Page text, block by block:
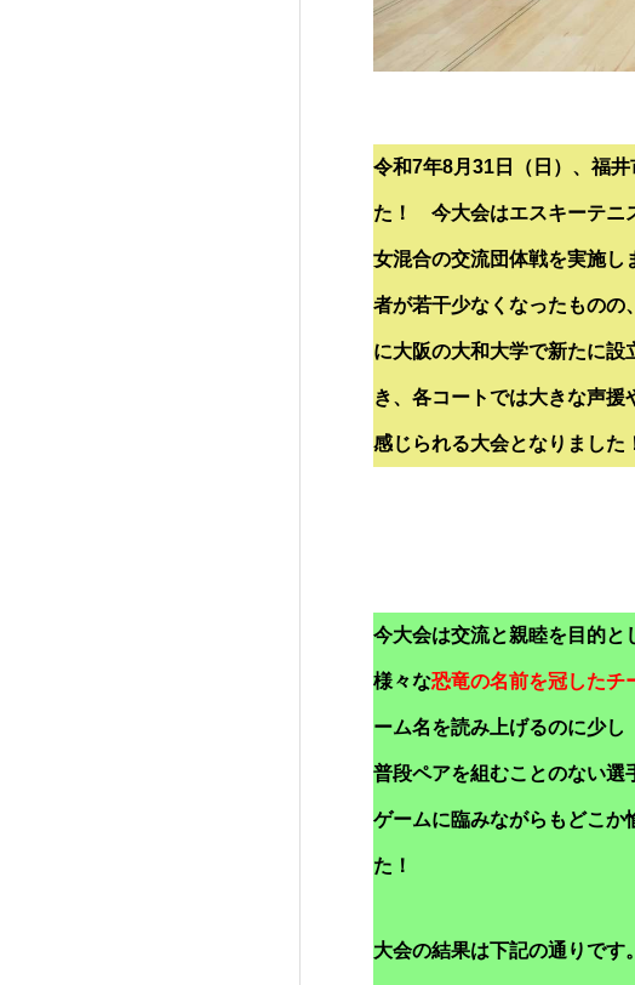
令和7年8月31日（日）、福
た！ 今大会はエスキーテニ
女混合の交流団体戦を実施し
者が若干少なくなったものの
に大阪の大和大学で新たに設
き、各コートでは大きな声
感じられる大会となりました
今大会は交流と親睦を目的と
様々な恐竜の名前を冠したチ
ーム名を読み上げるのに少
普段ペアを組むことのない選
ゲームに臨みながらもどこか
た！
大会の結果は下記の通りで